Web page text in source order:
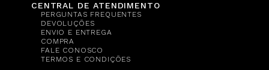
CENTRAL DE ATENDIMENTO
PERGUNTAS FREQUENTES
DEVOLUÇÕES
ENVIO E ENTREGA
COMPRA
FALE CONOSCO
TERMOS E CONDIÇÕES